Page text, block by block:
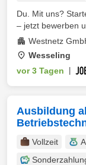
Du. Mit uns?
– jetzt bewerben
Westnetz
Wesseling
vor 3 Tagen
Ausbildung
Vollzeit